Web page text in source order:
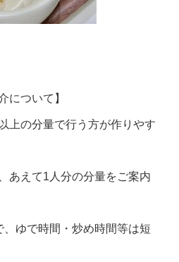
について】
上の分量で行う方が作りやす
あえて1人分の分量をご案内
、ゆで時間・炒め時間等は短